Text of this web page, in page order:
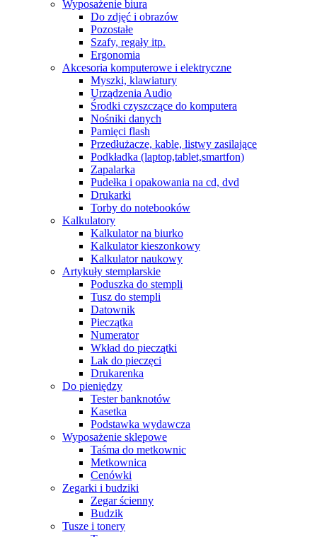
Wyposażenie biura
Do zdjęć i obrazów
Pozostałe
Szafy, regały itp.
Ergonomia
Akcesoria komputerowe i elektryczne
Myszki, klawiatury
Urządzenia Audio
Środki czyszczące do komputera
Nośniki danych
Pamięci flash
Przedłużacze, kable, listwy zasilające
Podkładka (laptop,tablet,smartfon)
Zapalarka
Pudełka i opakowania na cd, dvd
Drukarki
Torby do notebooków
Kalkulatory
Kalkulator na biurko
Kalkulator kieszonkowy
Kalkulator naukowy
Artykuły stemplarskie
Poduszka do stempli
Tusz do stempli
Datownik
Pieczątka
Numerator
Wkład do pieczątki
Lak do pieczęci
Drukarenka
Do pieniędzy
Tester banknotów
Kasetka
Podstawka wydawcza
Wyposażenie sklepowe
Taśma do metkownic
Metkownica
Cenówki
Zegarki i budziki
Zegar ścienny
Budzik
Tusze i tonery